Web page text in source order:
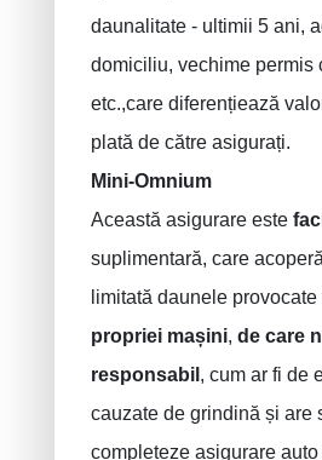
daunalitate - ultimii 5 ani,
domiciliu, vechime permis
etc.,care diferențiează
plată de către asigurați.
Mini-Omnium
Această asigurare este
suplimentară, care
limitată daunele provocate
propriei mașini, de care
responsabil , cum ar fi de
cauzate de grindină și are
completeze asigurare
EIP pentru companii
Plan INAMI pentru medici